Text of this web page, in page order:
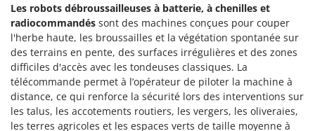
Découpeurs plasma
Déplaqueuses de gazon
Désherbeurs thermiques et mécaniques
Déshumidificateurs
Draineuses
Blue Bird
Bomet
Bosch
Brumi
BullMach
Les robots débroussailleuses à batterie, à chenilles et
radiocommandés sont des machines conçues pour couper
l'herbe haute, les broussailles et la végétation spontanée sur
des terrains en pente, des surfaces irrégulières et des zones
difficiles d'accès avec les tondeuses classiques. La
télécommande permet à l’opérateur de piloter la machine à
distance, ce qui renforce la sécurité lors des interventions sur
les talus, les accotements routiers, les vergers, les oliveraies,
les terres agricoles et les espaces verts de taille moyenne à